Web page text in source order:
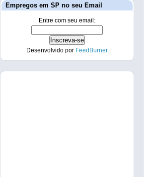
Empregos em SP no seu Email
Entre com seu email:
Desenvolvido por FeedBurner